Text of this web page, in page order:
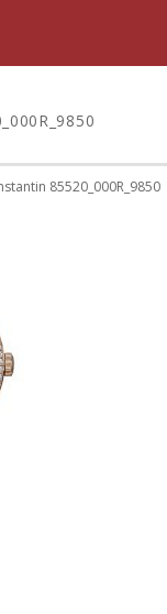
85520_000R_9850